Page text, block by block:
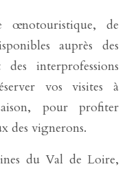
œnotouristique, de
auprès des
interprofessions
vos visites à
pour profiter
des vignerons.
du Val de Loire,